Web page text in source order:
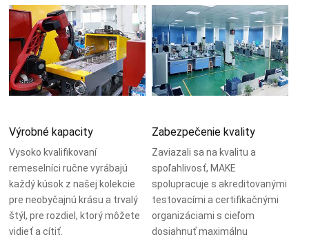
Výrobné kapacity
Vysoko kvalifikovaní
remeselníci ručne vyrábajú
každý kúsok z našej kolekcie
pre neobyčajnú krásu a trvalý
štýl, pre rozdiel, ktorý môžete
vidieť a cítiť.
Zabezpečenie kvality
Zaviazali sa na kvalitu a
spoľahlivosť, MAKE
spolupracuje s akreditovanými
testovacími a certifikačnými
organizáciami s cieľom
dosiahnuť maximálnu